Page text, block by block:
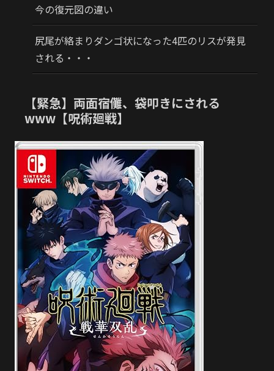
今の復元図の違い
尻尾が絡まりダンゴ状になった4匹のリスが発見
される・・・
【緊急】両面宿儺、袋叩きにされる
www【呪術廻戦】